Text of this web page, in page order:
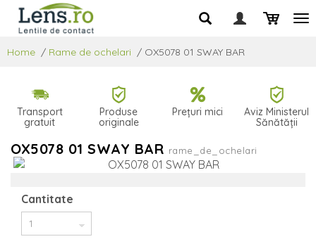
Home / Rame de ochelari / OX5078 01 SWAY BAR
Transport
gratuit
Produse
originale
Prețuri mici
Aviz Ministerul
Sănătății
OX5078 01 SWAY BAR rame_de_ochelari
Cantitate